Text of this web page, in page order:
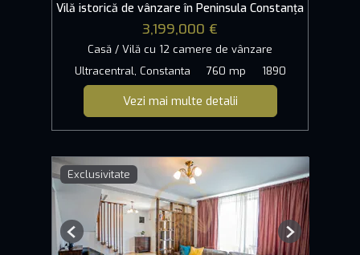
Vilă istorică de vânzare în Peninsula Constanța
3,199,000 €
Casă / Vilă cu 12 camere de vânzare
Ultracentral, Constanta
760 mp 1890
Vezi mai multe detalii
Exclusivitate
Previous Next